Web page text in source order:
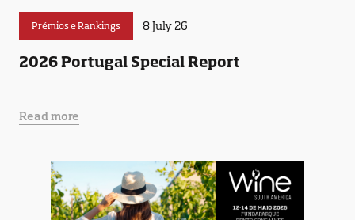
Prémios e Rankings 8 July 26
2026 Portugal Special Report
Read more